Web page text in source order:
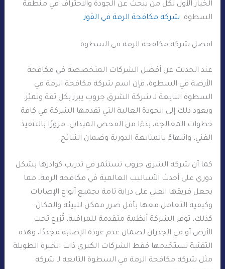
الخيار الأول لكل من يبحث عن الجودة والاحتراف في منطقة
السطوة. شركة مكافحة الرمة في القوز
افضل شركة مكافحة الرمة في السطوة
عند الحديث عن أفضل الشركات المتخصصة في مكافحة
الأرضة في السطوة، فإن اسم شركة مكافحة الرمة في
السطوة التابعة لـ شركة الشرق جروب يبرز بكل ثقة وتميّز.
ويعود ذلك إلى الجودة العالية التي تقدمها الشركة في كافة
خطوات المعالجة، بدءًا من الفحص الميداني، مرورًا بالتنفيذ
الفني، وانتهاءً بالمتابعة الدورية وضمان النتائج.
كما أن شركة الشرق جروب تستثمر في تدريب كوادرها بشكل
دوري على أحدث الأساليب العالمية في مكافحة الرمة، مما
يجعل فريقها الفني على دراية تامة بجميع أنواع الإصابات
وكيفية التعامل معها بأقل ضرر ممكن للبيئة والمكان.
كذلك، توفر الشركة أنظمة متقدمة للمراقبة، تُزرع تحت
الأرض أو في الجدران لضمان عدم عودة الإصابة مجددًا، وهذه
التقنية تستخدمها فقط الشركات الكبرى ذات الخبرة الطويلة
مثل شركة مكافحة الرمة في السطوة التابعة لـ شركة